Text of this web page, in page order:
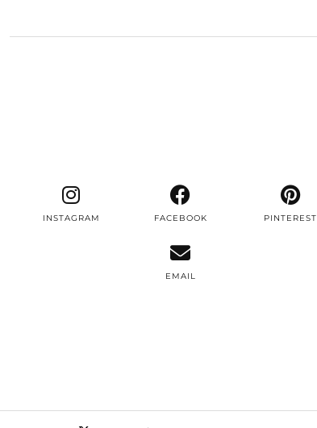
INSTAGRAM FACEBOOK PINTEREST
EMAIL